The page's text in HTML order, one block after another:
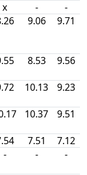
x -
-
9.06 9.71
8.53 9.56
10.13 9.23
10.37 9.51
7.51
7.12
- - -